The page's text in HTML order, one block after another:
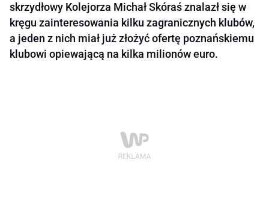
skrzydłowy Kolejorza Michał Skóraś znalazł się w
kręgu zainteresowania kilku zagranicznych klubów,
a jeden z nich miał już złożyć ofertę poznańskiemu
klubowi opiewającą na kilka milionów euro.